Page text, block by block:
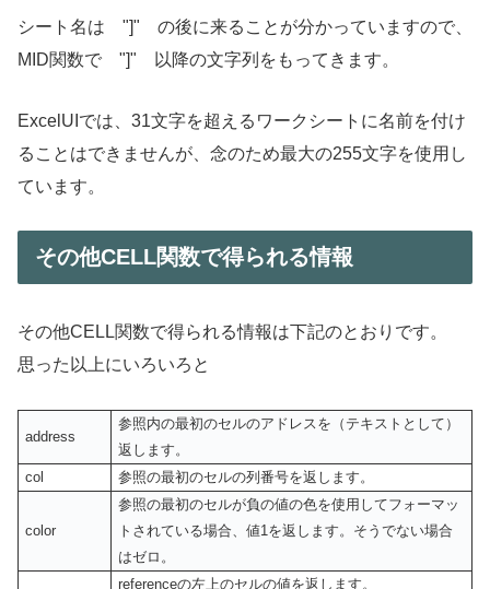
シート名は "]" の後に来ることが分かっていますので、
MID関数で "]" 以降の文字列をもってきます。
ExcelUIでは、31文字を超えるワークシートに名前を付け
ることはできませんが、念のため最大の255文字を使用し
ています。
その他CELL関数で得られる情報
その他CELL関数で得られる情報は下記のとおりです。
思った以上にいろいろと
address
参照内の最初のセルのアドレスを（テキストとして）
返します。
col
参照の最初のセルの列番号を返します。
color
参照の最初のセルが負の値の色を使用してフォーマッ
トされている場合、値1を返します。そうでない場合
はゼロ。
referenceの左上のセルの値を返します。